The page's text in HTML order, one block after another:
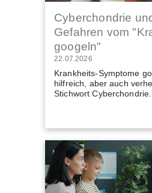
Cyberchondrie
Gefahren vom
googeln"
22.07.2026
Krankheits-Symptome
hilfreich, aber auch
Stichwort